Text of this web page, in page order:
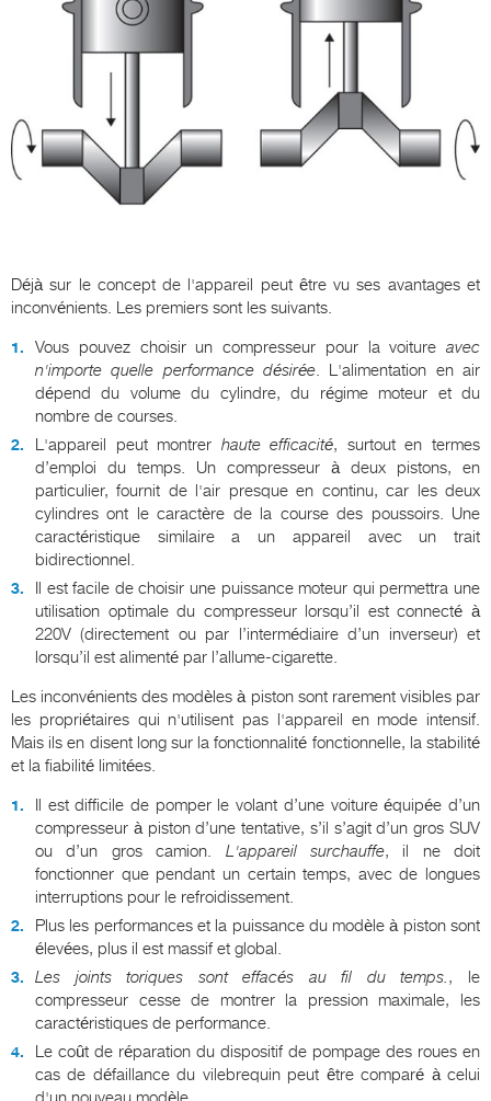
Déjà sur le concept de l'appareil peut être vu ses avantages et
inconvénients. Les premiers sont les suivants.
Vous pouvez choisir un compresseur pour la voiture avec
n'importe quelle performance désirée . L'alimentation en air
dépend du volume du cylindre, du régime moteur et du
nombre de courses.
L'appareil peut montrer haute efficacité, surtout en termes
d’emploi du temps. Un compresseur à deux pistons, en
particulier, fournit de l'air presque en continu, car les deux
cylindres ont le caractère de la course des poussoirs. Une
caractéristique similaire a un appareil avec un trait
bidirectionnel.
Il est facile de choisir une puissance moteur qui permettra une
utilisation optimale du compresseur lorsqu’il est connecté à
220V (directement ou par l’intermédiaire d’un inverseur) et
lorsqu’il est alimenté par l’allume-cigarette.
Les inconvénients des modèles à piston sont rarement visibles par
les propriétaires qui n'utilisent pas l'appareil en mode intensif.
Mais ils en disent long sur la fonctionnalité fonctionnelle, la stabilité
et la fiabilité limitées.
Il est difficile de pomper le volant d’une voiture équipée d’un
compresseur à piston d’une tentative, s’il s’agit d’un gros SUV
ou d’un gros camion. L'appareil surchauffe, il ne doit
fonctionner que pendant un certain temps, avec de longues
interruptions pour le refroidissement.
Plus les performances et la puissance du modèle à piston sont
élevées, plus il est massif et global.
Les joints toriques sont effacés au fil du temps. , le
compresseur cesse de montrer la pression maximale, les
caractéristiques de performance.
Le coût de réparation du dispositif de pompage des roues en
cas de défaillance du vilebrequin peut être comparé à celui